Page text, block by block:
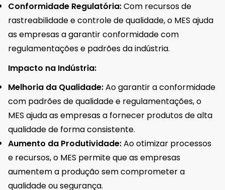
Conformidade Regulatória:Com recursos de
rastreabilidade e controle de qualidade, o MES ajuda
as empresas a garantir conformidade com
regulamentações e padrões da indústria.
Impacto na Indústria:
Melhoria da Qualidade:Ao garantir a conformidade
com padrões de qualidade e regulamentações, o
MES ajuda as empresas a fornecer produtos de alta
qualidade de forma consistente.
Aumento da Produtividade:Ao otimizar processos
e recursos, o MES permite que as empresas
aumentem a produção sem comprometer a
qualidade ou segurança.